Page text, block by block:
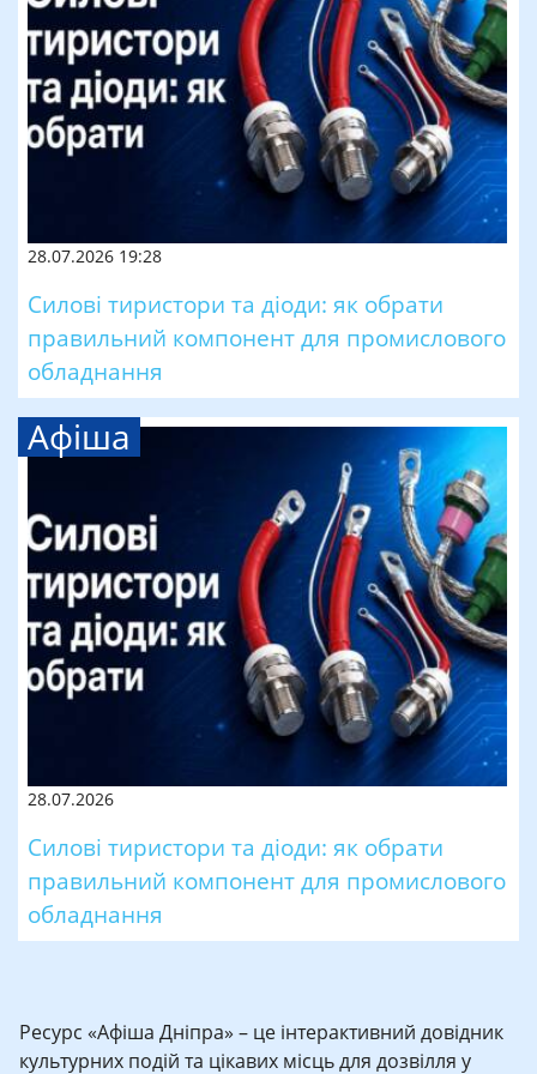
28.07.2026 19:28
Силові тиристори та діоди: як обрати
правильний компонент для промислового
обладнання
Афіша
28.07.2026
Силові тиристори та діоди: як обрати
правильний компонент для промислового
обладнання
Ресурс «Афіша Дніпра» – це інтерактивний довідник
культурних подій та цікавих місць для дозвілля у